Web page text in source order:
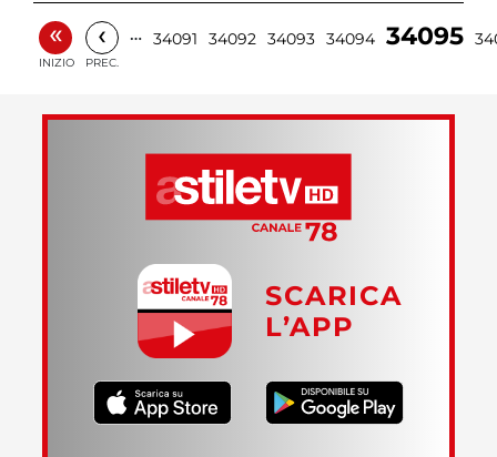
«
INIZIO
‹
PREC.
… 34091 34092 34093 34094 34095
SCARICA
L’APP